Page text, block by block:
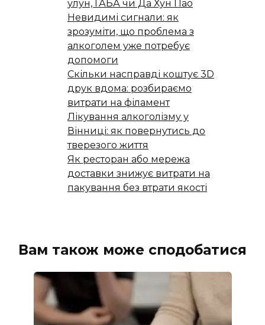
улун, ГАБА чи Да Хун Пао
Невидимі сигнали: як
зрозуміти, що проблема з
алкоголем уже потребує
допомоги
Скільки насправді коштує 3D
друк вдома: розбираємо
витрати на філамент
Лікування алкоголізму у
Вінниці: як повернутись до
тверезого життя
Як ресторан або мережа
доставки знижує витрати на
пакування без втрати якості
Вам також може сподобатися